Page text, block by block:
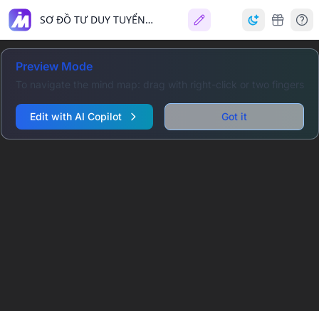
SƠ ĐỒ TƯ DUY TUYỂN SINH CÔNG AN NHÂN DÂN
Preview Mode
To navigate the mind map: drag with right-click or two fingers
Edit with AI Copilot Got it